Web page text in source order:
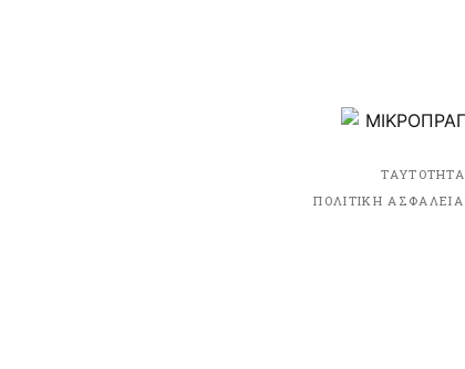
ΤΑΥΤΟΤΗΤΑ
ΠΟΛΙΤΙΚΗ